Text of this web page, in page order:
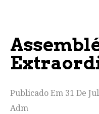
Publicado Em 31 De
Adm